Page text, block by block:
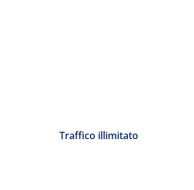
Traffico illimitato